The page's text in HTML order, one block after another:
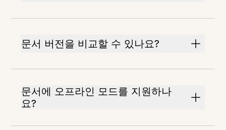
문서 버전을 비교할 수 있나요?
문서에 오프라인 모드를 지원하나
요?